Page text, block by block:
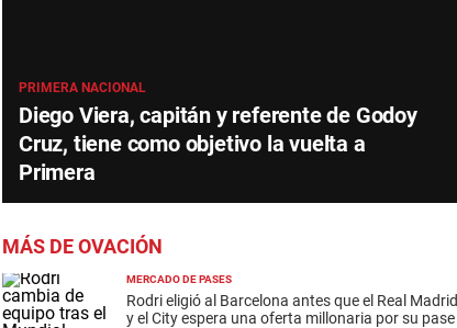
PRIMERA NACIONAL
Diego Viera, capitán y referente de Godoy
Cruz, tiene como objetivo la vuelta a
Primera
MÁS DE OVACIÓN
MERCADO DE PASES
Rodri eligió al Barcelona antes que el Real Madrid
y el City espera una oferta millonaria por su pase